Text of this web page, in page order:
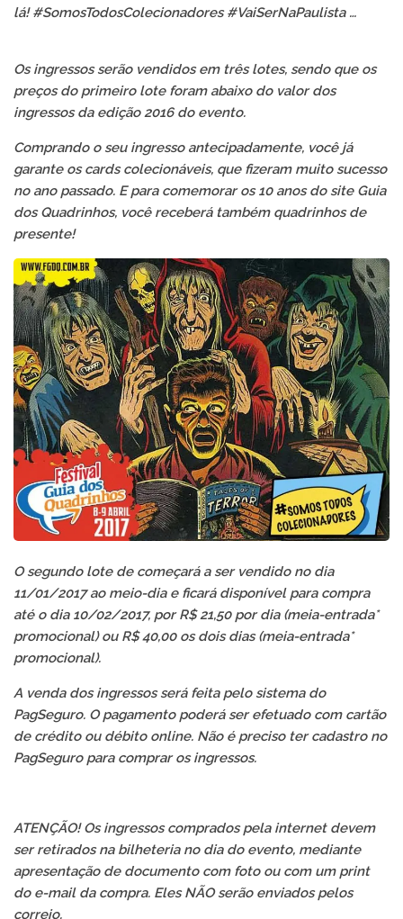
lá! #SomosTodosColecionadores #VaiSerNaPaulista …
Os ingressos serão vendidos em três lotes, sendo que os
preços do primeiro lote foram abaixo do valor dos
ingressos da edição 2016 do evento.
Comprando o seu ingresso antecipadamente, você já
garante os cards colecionáveis, que fizeram muito sucesso
no ano passado. E para comemorar os 10 anos do site Guia
dos Quadrinhos, você receberá também quadrinhos de
presente!
O segundo lote de começará a ser vendido no dia
11/01/2017 ao meio-dia e ficará disponível para compra
até o dia 10/02/2017, por R$ 21,50 por dia (meia-entrada*
promocional) ou R$ 40,00 os dois dias (meia-entrada*
promocional).
A venda dos ingressos será feita pelo sistema do
PagSeguro. O pagamento poderá ser efetuado com cartão
de crédito ou débito online. Não é preciso ter cadastro no
PagSeguro para comprar os ingressos.
ATENÇÃO! Os ingressos comprados pela internet devem
ser retirados na bilheteria no dia do evento, mediante
apresentação de documento com foto ou com um print
do e-mail da compra. Eles NÃO serão enviados pelos
correio.